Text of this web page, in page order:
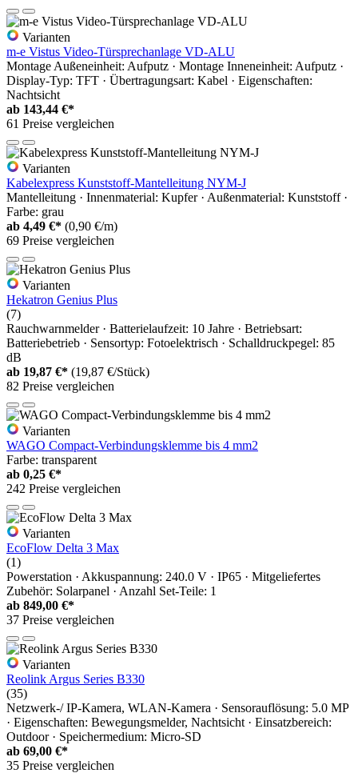
Varianten
m-e Vistus Video-Türsprechanlage VD-ALU
Montage Außeneinheit: Aufputz · Montage Inneneinheit: Aufputz ·
Display-Typ: TFT · Übertragungsart: Kabel · Eigenschaften:
Nachtsicht
ab 143,44 €*
61 Preise vergleichen
Varianten
Kabelexpress Kunststoff-Mantelleitung NYM-J
Mantelleitung · Innenmaterial: Kupfer · Außenmaterial: Kunststoff ·
Farbe: grau
ab 4,49 €* (0,90 €/m)
69 Preise vergleichen
Varianten
Hekatron Genius Plus
(7)
Rauchwarnmelder · Batterielaufzeit: 10 Jahre · Betriebsart:
Batteriebetrieb · Sensortyp: Fotoelektrisch · Schalldruckpegel: 85
dB
ab 19,87 €* (19,87 €/Stück)
82 Preise vergleichen
Varianten
WAGO Compact-Verbindungsklemme bis 4 mm2
Farbe: transparent
ab 0,25 €*
242 Preise vergleichen
Varianten
EcoFlow Delta 3 Max
(1)
Powerstation · Akkuspannung: 240.0 V · IP65 · Mitgeliefertes
Zubehör: Solarpanel · Anzahl Set-Teile: 1
ab 849,00 €*
37 Preise vergleichen
Varianten
Reolink Argus Series B330
(35)
Netzwerk-/ IP-Kamera, WLAN-Kamera · Sensorauflösung: 5.0 MP
· Eigenschaften: Bewegungsmelder, Nachtsicht · Einsatzbereich:
Outdoor · Speichermedium: Micro-SD
ab 69,00 €*
35 Preise vergleichen